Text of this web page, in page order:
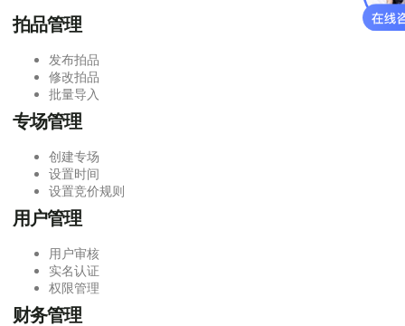
拍品管理
发布拍品
修改拍品
批量导入
专场管理
创建专场
设置时间
设置竞价规则
用户管理
用户审核
实名认证
权限管理
财务管理